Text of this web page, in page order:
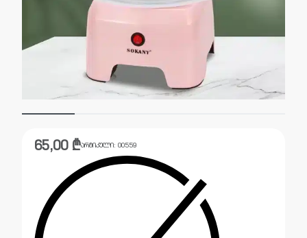
65,00 ₾არტიკული: 00559